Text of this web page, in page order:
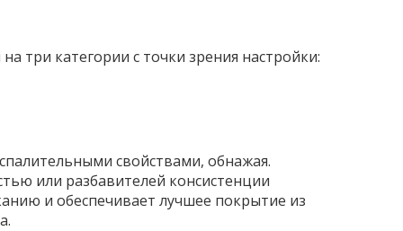
три категории с точки зрения настройки:
свойствами, обнажая.
или разбавителей консистенции
и обеспечивает лучшее покрытие из